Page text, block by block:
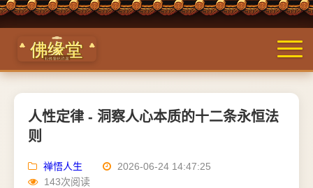
人性定律 - 洞察人心本质的十二条永恒法
则
禅悟人生
2026-06-24 14:47:25
143次阅读